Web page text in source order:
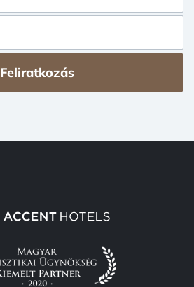
Feliratkozás